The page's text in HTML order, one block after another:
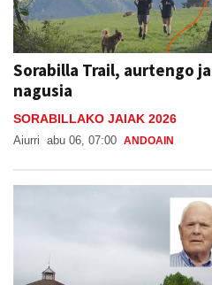
Sorabilla Trail, aurtengo
nagusia
SORABILLAKO JAIAK 2026
Aiurri abu 06, 07:00 ANDOAIN